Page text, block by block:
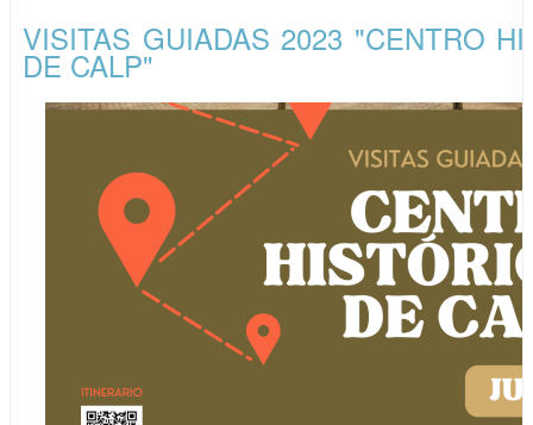
VISITAS GUIADAS 2023 "CENTRO
DE CALP"